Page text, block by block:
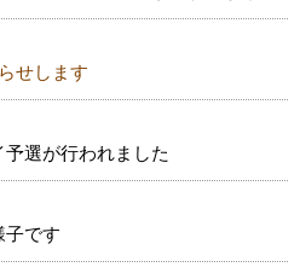
せします
選が行われました
です